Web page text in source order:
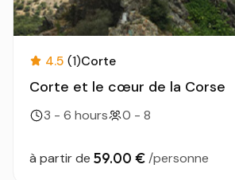
4.5 (1)Corte
Corte et le cœur de la Corse
3 - 6 hours 0 - 8
à partir de 59.00 € /personne